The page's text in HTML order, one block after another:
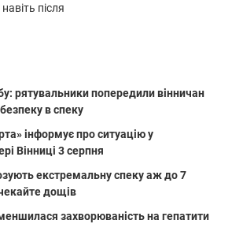
рятувальники попередили вінничан
в спеку
інформує про ситуацію у
Вінниці 3 серпня
екстремальну спеку аж до 7
дощів
захворюваність на гепатити
після